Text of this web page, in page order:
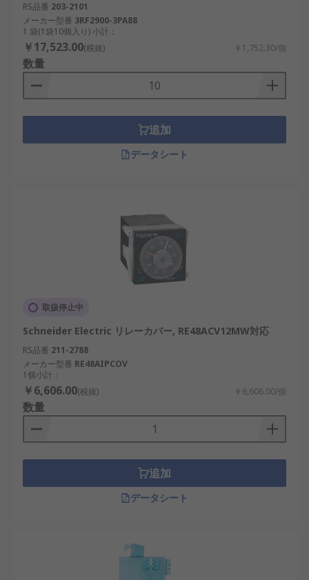
RS品番 203-2101
メーカー型番 3RF2900-3PA88
1 袋(1袋10個入り) 小計：
￥17,523.00(税抜) ￥1,752.30/個
数量
追加
データシート
取扱停止中
Schneider Electric リレーカバー, RE48ACV12MW対応
RS品番 211-2788
メーカー型番 RE48AIPCOV
1個小計：
￥6,606.00(税抜) ￥6,606.00/個
数量
追加
データシート